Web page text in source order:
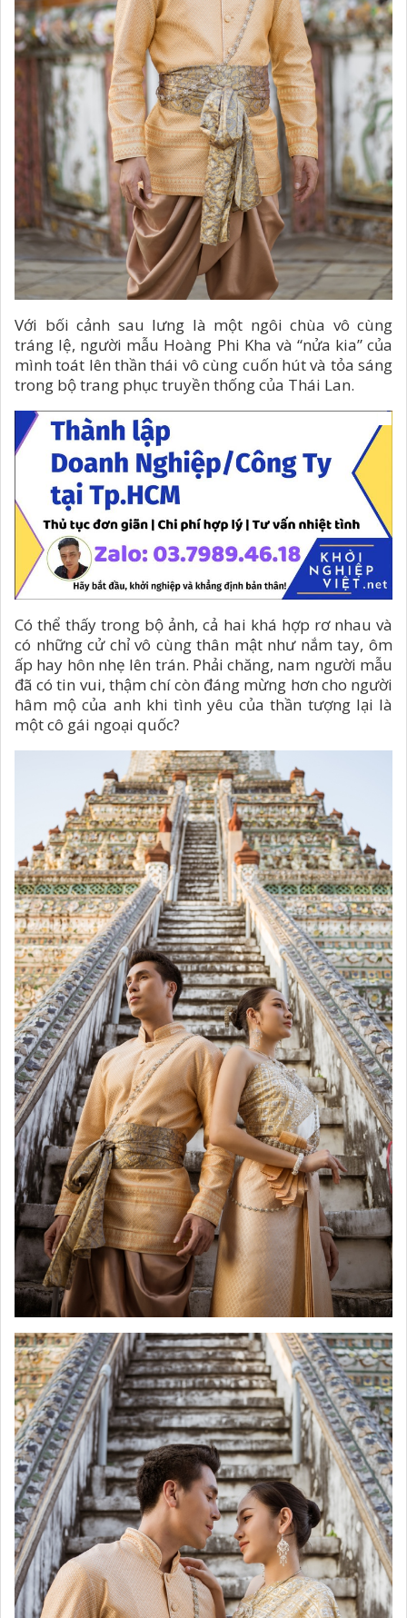
Với bối cảnh sau lưng là một ngôi chùa vô cùng
tráng lệ, người mẫu Hoàng Phi Kha và “nửa kia” của
mình toát lên thần thái vô cùng cuốn hút và tỏa sáng
trong bộ trang phục truyền thống của Thái Lan.
Có thể thấy trong bộ ảnh, cả hai khá hợp rơ nhau và
có những cử chỉ vô cùng thân mật như nắm tay, ôm
ấp hay hôn nhẹ lên trán. Phải chăng, nam người mẫu
đã có tin vui, thậm chí còn đáng mừng hơn cho người
hâm mộ của anh khi tình yêu của thần tượng lại là
một cô gái ngoại quốc?